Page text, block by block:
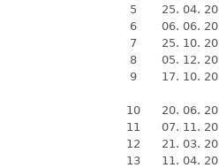
5
25. 04.
6
06. 06.
7
25. 10.
8
05. 12.
9
17. 10.
10
20. 06.
11
07. 11.
12
21. 03.
13
11. 04.